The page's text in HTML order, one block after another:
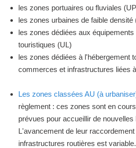
les zones portuaires ou fluviales
les zones urbaines de faible densité
les zones dédiées aux
touristiques (UL)
les zones dédiées à l'hébergement
commerces et infrastructures liées
Les zones classées AU (à
règlement : ces zones sont en
prévues pour accueillir de nouvelles
L'avancement de leur
infrastructures routières est variable.